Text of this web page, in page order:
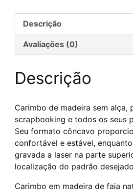
scrapbooking
40
30
Descrição
Avaliações (0)
Descrição
Carimbo de madeira sem alça,
scrapbooking e todos os seus
Seu formato côncavo
confortável e estável,
gravada a laser na parte
localização do padrão
Carimbo em madeira de faia